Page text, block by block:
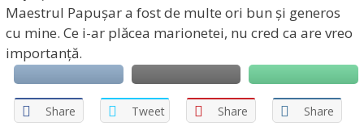
Maestrul Papușar a fost de multe ori bun și generos
cu mine. Ce i-ar plăcea marionetei, nu cred ca are vreo
importanță.
Share Tweet Share Share